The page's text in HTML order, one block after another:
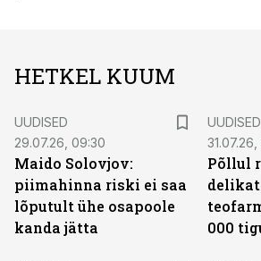
HETKEL KUUM
UUDISED
29.07.26, 09:30
Maido Solovjov:
piimahinna riski ei saa
lõputult ühe osapoole
kanda jätta
UUDISED
31.07.26,
Põllul
000